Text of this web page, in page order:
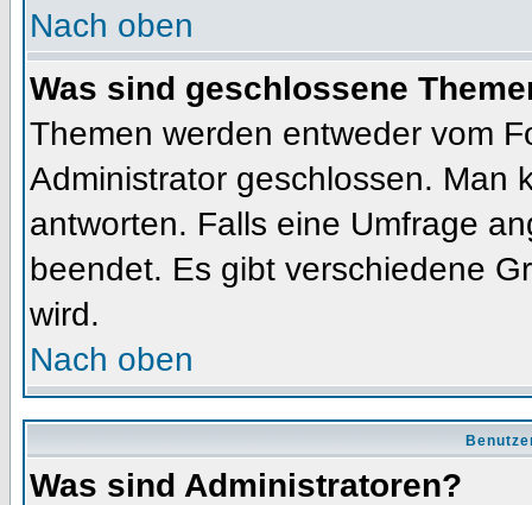
Nach oben
Was sind geschlossene
Themen werden entweder vom
Administrator geschlossen. Man
antworten. Falls eine Umfrage
beendet. Es gibt verschiedene
wird.
Nach oben
Was sind Administratoren?